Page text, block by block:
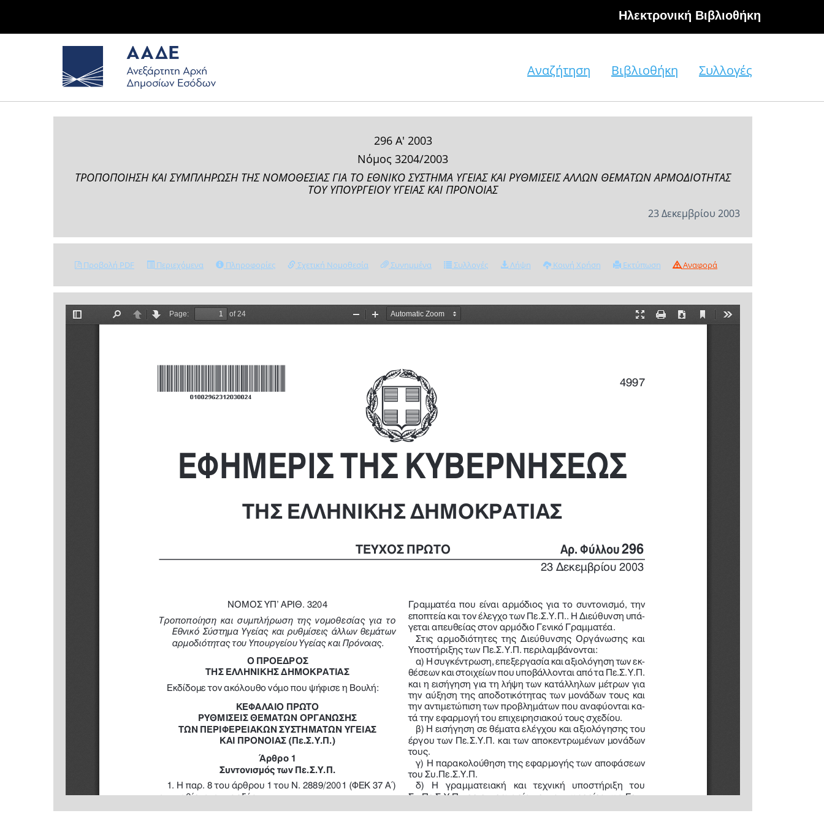
Hλεκτρονική Βιβλιοθήκη
Αναζήτηση Βιβλιοθήκη Συλλογές
296 Α' 2003
Νόμος 3204/2003
ΤΡΟΠΟΠΟΙΗΣΗ ΚΑΙ ΣΥΜΠΛΗΡΩΣΗ ΤΗΣ ΝΟΜΟΘΕΣΙΑΣ ΓΙΑ ΤΟ ΕΘΝΙΚΟ ΣΥΣΤΗΜΑ ΥΓΕΙΑΣ ΚΑΙ ΡΥΘΜΙΣΕΙΣ ΑΛΛΩΝ ΘΕΜΑΤΩΝ ΑΡΜΟΔΙΟΤΗΤΑΣ
ΤΟΥ ΥΠΟΥΡΓΕΙΟΥ ΥΓΕΙΑΣ ΚΑΙ ΠΡΟΝΟΙΑΣ
23 Δεκεμβρίου 2003
Προβολή PDF Περιεχόμενα Πληροφορίες Σχετική Νομοθεσία Συνημμένα Συλλογές Λήψη Κοινή Χρήση Εκτύπωση Αναφορά